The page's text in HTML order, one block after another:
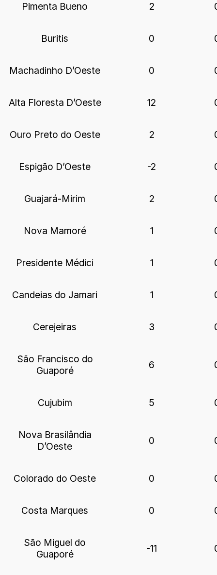
Pimenta Bueno 2
Buritis 0
Machadinho D’Oeste 0
Alta Floresta D’Oeste 12
Ouro Preto do Oeste 2
Espigão D’Oeste -2
Guajará-Mirim 2
Nova Mamoré 1
Presidente Médici 1
Candeias do Jamari 1
Cerejeiras 3
São Francisco do
Guaporé
6
Cujubim 5
Nova Brasilândia
D’Oeste
0
Colorado do Oeste 0
Costa Marques 0
São Miguel do
Guaporé
-11